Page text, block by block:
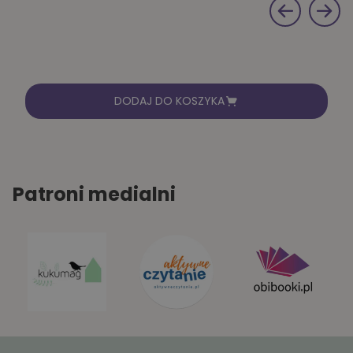
DODAJ DO KOSZYKA
Patroni medialni